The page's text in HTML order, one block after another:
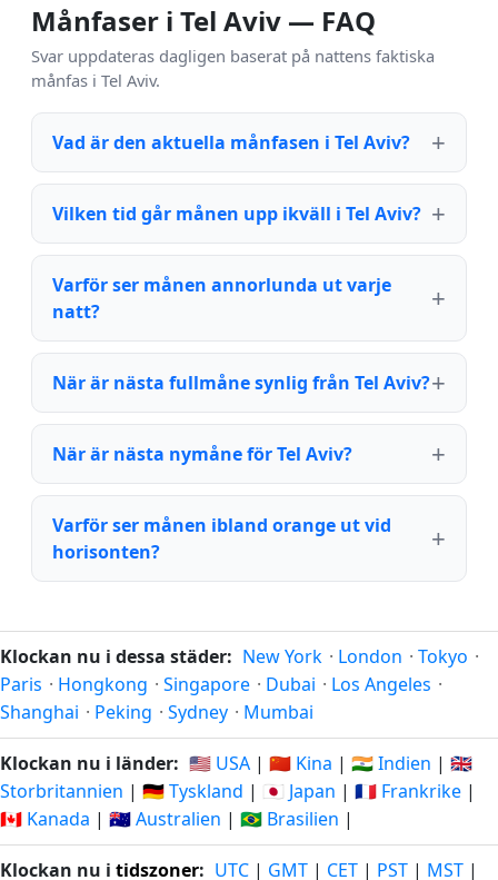
Månfaser i Tel Aviv — FAQ
Svar uppdateras dagligen baserat på nattens faktiska
månfas i Tel Aviv.
Vad är den aktuella månfasen i Tel Aviv?
Vilken tid går månen upp ikväll i Tel Aviv?
Varför ser månen annorlunda ut varje
natt?
När är nästa fullmåne synlig från Tel Aviv?
När är nästa nymåne för Tel Aviv?
Varför ser månen ibland orange ut vid
horisonten?
Klockan nu i dessa städer: New York · London · Tokyo ·
Paris · Hongkong · Singapore · Dubai · Los Angeles ·
Shanghai · Peking · Sydney · Mumbai
Klockan nu i länder: 🇺🇸 USA | 🇨🇳 Kina | 🇮🇳 Indien | 🇬🇧
Storbritannien | 🇩🇪 Tyskland | 🇯🇵 Japan | 🇫🇷 Frankrike |
🇨🇦 Kanada | 🇦🇺 Australien | 🇧🇷 Brasilien |
Klockan nu i tidszoner: UTC | GMT | CET | PST | MST |